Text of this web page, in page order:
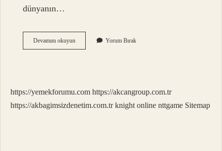
dünyanın…
Devamını okuyunKova
Erkeği
Yorum Bırak
https://yemekforumu.com https://akcangroup.com.tr
https://akbagimsizdenetim.com.tr knight online nttgame Sitemap